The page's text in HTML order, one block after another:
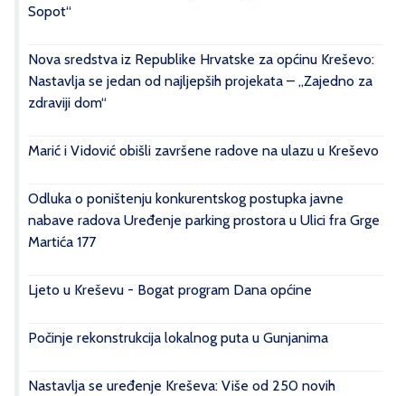
Sopot“
Nova sredstva iz Republike Hrvatske za općinu Kreševo:
Nastavlja se jedan od najljepših projekata – „Zajedno za
zdraviji dom“
Marić i Vidović obišli završene radove na ulazu u Kreševo
Odluka o poništenju konkurentskog postupka javne
nabave radova Uređenje parking prostora u Ulici fra Grge
Martića 177
Ljeto u Kreševu - Bogat program Dana općine
Počinje rekonstrukcija lokalnog puta u Gunjanima
Nastavlja se uređenje Kreševa: Više od 250 novih